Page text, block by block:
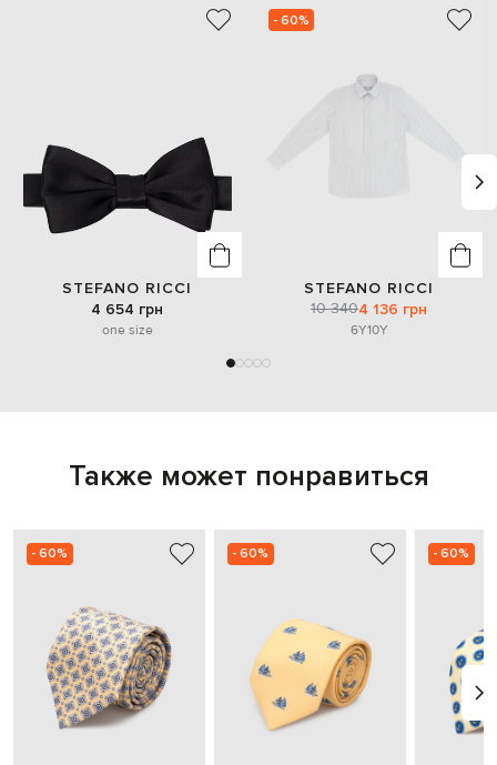
STEFANO RICCI
4 654 грн
one size
- 60%
STEFANO RICCI
10 3404 136 грн
6Y10Y
Также может понравиться
- 60% - 60% - 60%